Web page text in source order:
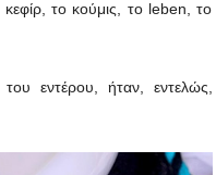
κεφίρ, το κούμις, το leben, το
εντέρου, ήταν, εντελώς,